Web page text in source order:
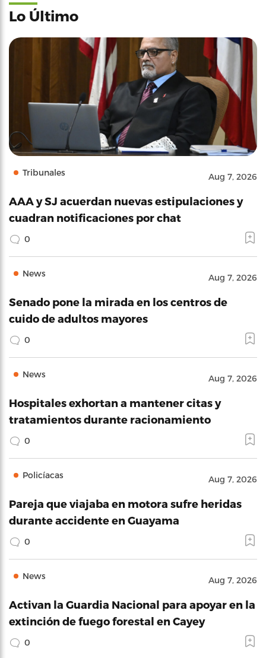
Lo Último
Tribunales Aug 7, 2026
AAA y SJ acuerdan nuevas estipulaciones y
cuadran notificaciones por chat
0
News Aug 7, 2026
Senado pone la mirada en los centros de
cuido de adultos mayores
0
News Aug 7, 2026
Hospitales exhortan a mantener citas y
tratamientos durante racionamiento
0
Policíacas Aug 7, 2026
Pareja que viajaba en motora sufre heridas
durante accidente en Guayama
0
News Aug 7, 2026
Activan la Guardia Nacional para apoyar en la
extinción de fuego forestal en Cayey
0